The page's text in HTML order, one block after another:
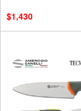
$1,430